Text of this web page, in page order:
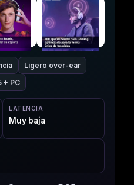
Ligero over-ear
+ PC
LATENCIA
Muy baja